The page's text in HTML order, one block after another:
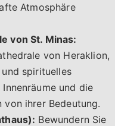
Atmosphäre
von St. Minas:
von Heraklion,
spirituelles
und die
ihrer Bedeutung.
Bewundern Sie